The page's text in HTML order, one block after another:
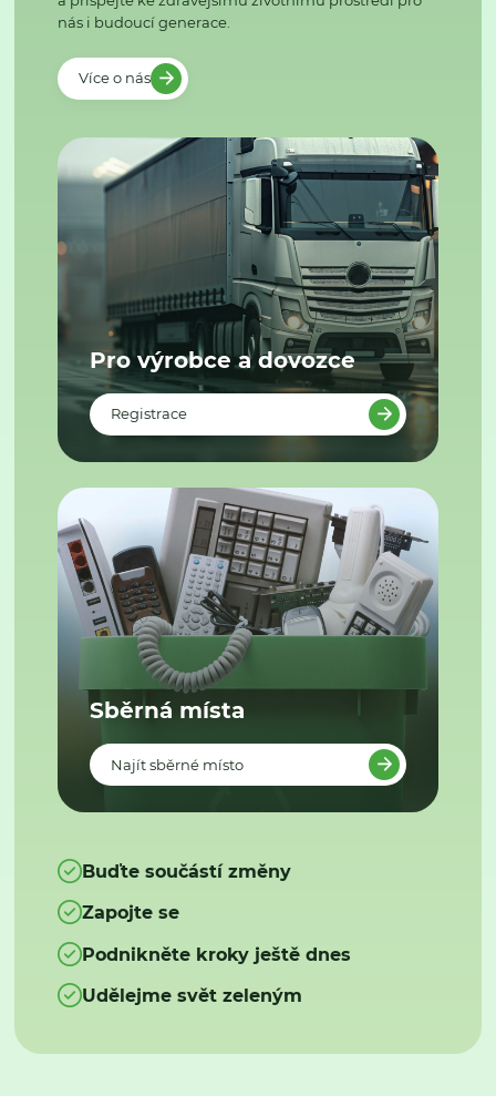
nás i budoucí generace.
Více o nás
Pro výrobce a dovozce
Registrace
Sběrná místa
Najít sběrné místo
Buďte součástí změny
Zapojte se
Podnikněte kroky ještě dnes
Udělejme svět zeleným